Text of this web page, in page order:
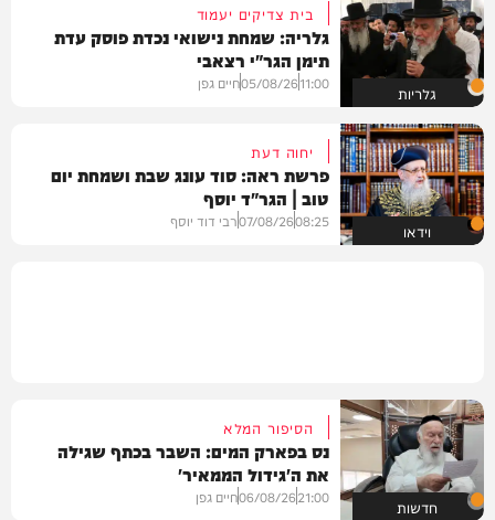
גלריות
בית צדיקים יעמוד
גלריה: שמחת נישואי נכדת פוסק עדת
תימן הגר"י רצאבי
11:00
05/08/26חיים גפן
וידאו
יחוה דעת
פרשת ראה: סוד עונג שבת ושמחת יום
טוב | הגר"ד יוסף
08:25
07/08/26רבי דוד יוסף
חדשות
הסיפור המלא
נס בפארק המים: השבר בכתף שגילה
את ה'גידול הממאיר'
21:00
06/08/26חיים גפן